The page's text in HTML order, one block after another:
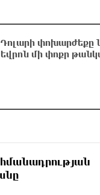
Կոտայքի մարզում.
ն և «Opel»-ը. կա
է Շիրակի
Դոլարի փոխարժեքը
եվրոն մի փոքր